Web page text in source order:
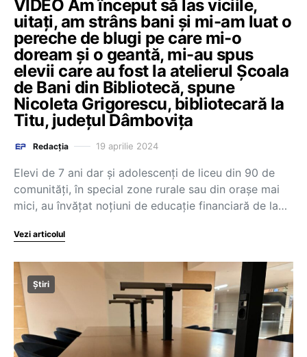
VIDEO Am început să las viciile,
uitați, am strâns bani și mi-am luat o
pereche de blugi pe care mi-o
doream și o geantă, mi-au spus
elevii care au fost la atelierul Școala
de Bani din Bibliotecă, spune
Nicoleta Grigorescu, bibliotecară la
Titu, județul Dâmbovița
Redacția 19 aprilie 2024
Elevi de 7 ani dar și adolescenți de liceu din 90 de
comunități, în special zone rurale sau din orașe mai
mici, au învățat noțiuni de educație financiară de la…
Vezi articolul
Știri